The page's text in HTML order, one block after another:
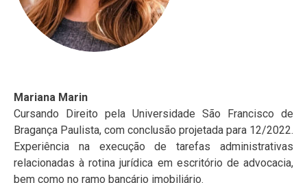
Mariana Marin
Cursando Direito pela Universidade São Francisco de
Bragança Paulista, com conclusão projetada para 12/2022.
Experiência na execução de tarefas administrativas
relacionadas à rotina jurídica em escritório de advocacia,
bem como no ramo bancário imobiliário.